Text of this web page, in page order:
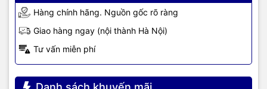
Hàng chính hãng. Nguồn gốc rõ ràng
Giao hàng ngay (nội thành Hà Nội)
Tư vấn miễn phí
tại Việt Nam. Chúng tôi chuyên cung cấp đa dạng sản phẩm:
Laptop ,Máy tính PC ,Máy chủ - Server
giám sát
Điện
công nghệ khác.TIC.VNcam kết mang đến